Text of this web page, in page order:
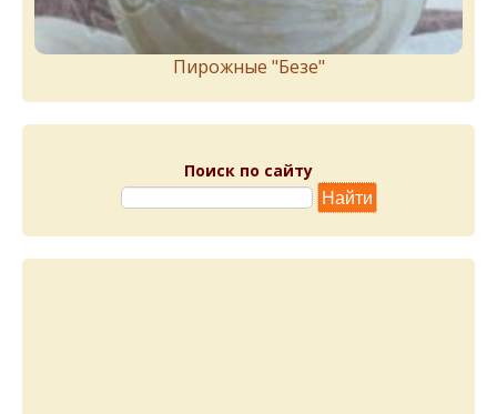
Пирожныe "Бeзe"
Поиск по сайту